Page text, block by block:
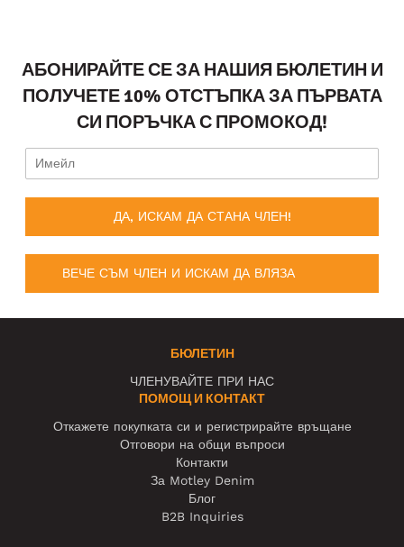
АБОНИРАЙТЕ СЕ ЗА НАШИЯ БЮЛЕТИН И
ПОЛУЧЕТЕ 10% ОТСТЪПКА ЗА ПЪРВАТА
СИ ПОРЪЧКА С ПРОМОКОД!
ДА, ИСКАМ ДА СТАНА ЧЛЕН!
ВЕЧЕ СЪМ ЧЛЕН И ИСКАМ ДА ВЛЯЗА
БЮЛЕТИН
ЧЛЕНУВАЙТЕ ПРИ НАС
ПОМОЩ И КОНТАКТ
Откажете покупката си и регистрирайте връщане
Отговори на общи въпроси
Контакти
За Motley Denim
Блог
B2B Inquiries